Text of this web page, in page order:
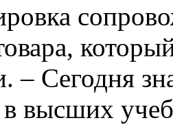
– Сегодня
высших